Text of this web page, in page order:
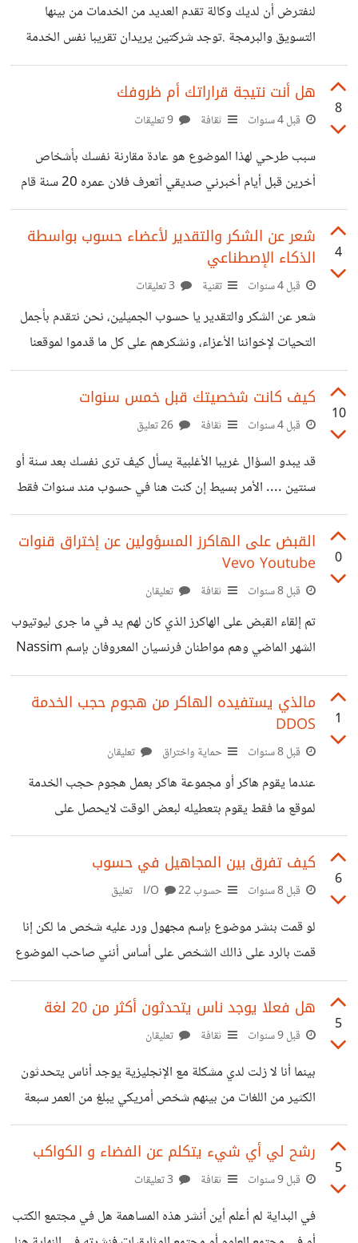
ذكاء إصطناعي ,الحماية ,الهندسة العكسية ... الفكرة هنا لكي
تعمل أنت بحاجة للتخصص
لنفترض أن لديك وكالة تقدم العديد من الخدمات من بينها
التسويق والبرمجة .توجد شركتين يريدان تقريبا نفس الخدمة
وهي أن تبرمج موقع خاص بالشركة . الشركة الأولى صغيرة
وتوجد في مكان ليس مشهور ولديه عديد قليل من الزبناء في
حين الشركة الثانية توجد بموقع جيد لديها العديد من العملاء .
تقدم نفس الخدمة بنفس الثمن للشركة الثانية هناك احتمال كبير
أن ترفض ظنا منها أن الخدمة سيئة مقارنة
8
هل أنت نتيجة قراراتك أم ظروفك
قبل 4 سنوات ثقافة
سبب طرحي لهذا الموضوع هو عادة مقارنة نفسك بأشخاص
أخرين قبل أيام أخبرني صديقي أتعرف فلان عمره 20 سنة قام
بعمل مشروعه الخاص وأصبح غنيا في حين أننا أكبر منه بسنة
ولا نملك شيء(لا أعلم لما قام بإشراكي معه ههههه) . صراحة لم
أكن أريد أن أتناقش معه لأن لم تعد لدي الرغبة في إقناع أي أحد
بأفكاري هههه . فأخبرته هون على نفسك وركز على نفسك ولا
تقارن نفسك بأي أحد فقط مع نفسك البارحة والشهر الماضي و
....
4
شعر عن الشكر والتقدير لأعضاء حسوب بواسطة
الذكاء الإصطناعي
قبل 4 سنوات تقنية
شعر عن الشكر والتقدير يا حسوب الجميلين، نحن نتقدم بأجمل
التحيات لإخواننا الأعزاء، ونشكرهم على كل ما قدموا لموقعنا
الرائع، وللمجتمع المتنوع كانوا دائما قريبين، وعلى دراية بما نريد
وكانوا دائما يعملون بجد وبإخلاص لتحقيق أفضل النتائج ولرضاء
الجميع شكرا لكم، يا حسوب الجميلين شكرا لكم، يا أعضاء
ساعدني في تأليف شعر بالعربية تشكر فيه أعضاء حسوب
الجميلين هذا كان جواب ChatGpt بعد سؤاله السؤال التالي .
كان بالإمكان الحصول على
10
كيف كانت شخصيتك قبل خمس سنوات
قبل 4 سنوات ثقافة
قد يبدو السؤال غريبا الأغلبية يسأل كيف ترى نفسك بعد سنة أو
سنتين .... الأمر بسيط إن كنت هنا في حسوب مند سنوات فقط
إرجع إلى مواضيعك و تعليقاتك القديمة إن لم تكن ربما في مواقع
التواصل الإجتماعي أو مذكرات أو أي شيء له علاقة بالماضي
.سترى أفكارك وشخصيتك و ... بالنسبة لي هناك الكثير من
الأشياء لم أصدق أنني كتبت ذلك لو لم يكن بالدليل لنكرت ذلك.
أضن السبب أنني كنت في مرحلة يكون فيها التغيير كبير جدا
(كان
0
القبض على الهاكرز المسؤولين عن إختراق قنوات
Vevo Youtube
قبل 8 سنوات ثقافة تعليقان
تم إلقاء القبض على الهاكرز الذي كان لهم يد في ما جرى ليوتيوب
الشهر الماضي وهم مواطنان فرنسيان المعروفان بإسم Nassim
B و Gabrial K.A.B يبلغان من العمر 18 عامًا محتجزان لدى
الشرطة وآتهموا بجرائم تتعلق باختراق حسابات Vevo
"Kuroi’ish" عبر الإنترنت عندما نفذوا الإختراق بوضع ألقابهم
في مقاطع الفيديو الأكثر مشاهدة على قنوات المشاهير في
1
مالذي يستفيده الهاكر من هجوم حجب الخدمة
DDOS
قبل 8 سنوات حماية واختراق تعليقان
عندما يقوم هاكر أو مجموعة هاكر بعمل هجوم حجب الخدمة
لموقع ما فقط يقوم بتعطيله لبعض الوقت لايحصل على
معلومات أو إستخراج أي شيء من الموقع المخترق سؤال أخر
الهجوم التي عمله يوم ٢٨ فبراير لو قام المخترق بالهجوم على
موقع فيس بوك هل كان سيتوقف لبضع دقائق مثل ما حصل
6
كيف تفرق بين المجاهيل في حسوب
قبل 8 سنوات حسوب I/O22 تعليق
لو قمت بنشر موضوع بإسم مجهول ورد عليه شخص ما لكن إنا
قمت بالرد على ذالك الشخص على أساس أنني صاحب الموضوع
كيف ستعرف فعلا أنني لست صاحب الموضوع وهنا يبدأ الصراع
من هو صاحب الموضوع من هنا في نضري نريد تحديث بسيط
جدا وهو عندما ينشر مجهول موضوع ويرد على التعليقات تكون
صفراء أو صورة أو أي شيء
5
هل فعلا يوجد ناس يتحدثون أكثر من 20 لغة
قبل 9 سنوات ثقافة تعليقان
بينما أنا لا زلت لدي مشكلة مع الإنجليزية يوجد أناس يتحدثون
الكثير من اللغات من بينهم شخص أمريكي يبلغ من العمر سبعة
عشر سنة (كان ذالك قبل خمسة سنوات أي أن عمره الأن 22 سنة
) يقول أنه يتحذث أكثر من عشرين لغة . في الحقيقة أنا لم
أصدقه ربما يتقن أربع لغات أو خمسة لكن عشرين لغة أمر غير
يتكلم أكثر من عشرين لغة كان عمرة
5
رشح لي أي شيء يتكلم عن الفضاء و الكواكب
قبل 9 سنوات ثقافة
في البداية لم أعلم أين أنشر هذه المساهمة هل في مجتمع الكتب